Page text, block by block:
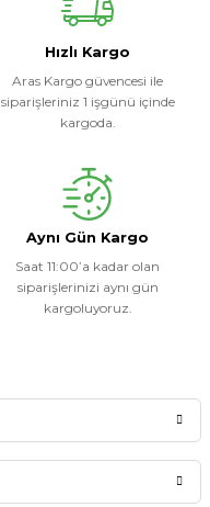
Hızlı Kargo
Aras Kargo güvencesi ile
siparişleriniz 1 işgünü içinde
kargoda.
Aynı Gün Kargo
Saat 11:00’a kadar olan
siparişlerinizi aynı gün
kargoluyoruz.